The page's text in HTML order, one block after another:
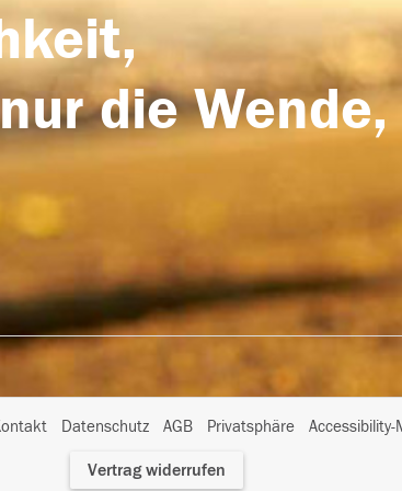
die
Datenschutz AGB Privatsphäre
I
Vertrag widerrufen